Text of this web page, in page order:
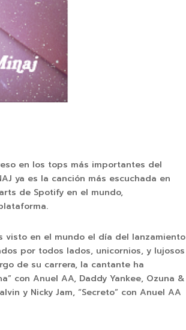
en los tops más importantes del
ya es la canción más escuchada en
de Spotify en el mundo,
visto en el mundo el día del lanzamiento
por todos lados, unicornios, y lujosos
de su carrera, la cantante ha
con Anuel AA, Daddy Yankee, Ozuna &
y Nicky Jam, “Secreto” con Anuel AA